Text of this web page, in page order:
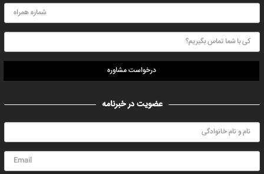
درخواست مشاوره
عضویت در خبرنامه